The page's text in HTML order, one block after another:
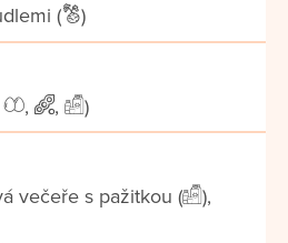
(
)
, , )
večeře s pažitkou (
),